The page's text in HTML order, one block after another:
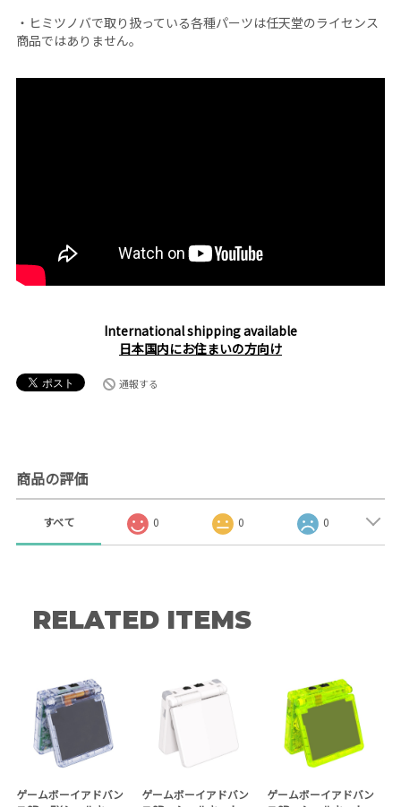
・ヒミツノバで取り扱っている各種パーツは任天堂のライセンス
商品ではありません。
International shipping available
日本国内にお住まいの方向け
通報する
商品の評価
すべて 0 0 0
RELATED ITEMS
ゲームボーイアドバン
ゲームボーイアドバン
ゲームボーイアドバン